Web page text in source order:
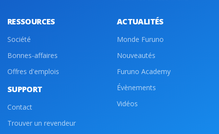
RESSOURCES
Société
Bonnes-affaires
Offres d'emplois
SUPPORT
Contact
Trouver un revendeur
ACTUALITÉS
Monde Furuno
Nouveautés
Furuno Academy
Évènements
Vidéos